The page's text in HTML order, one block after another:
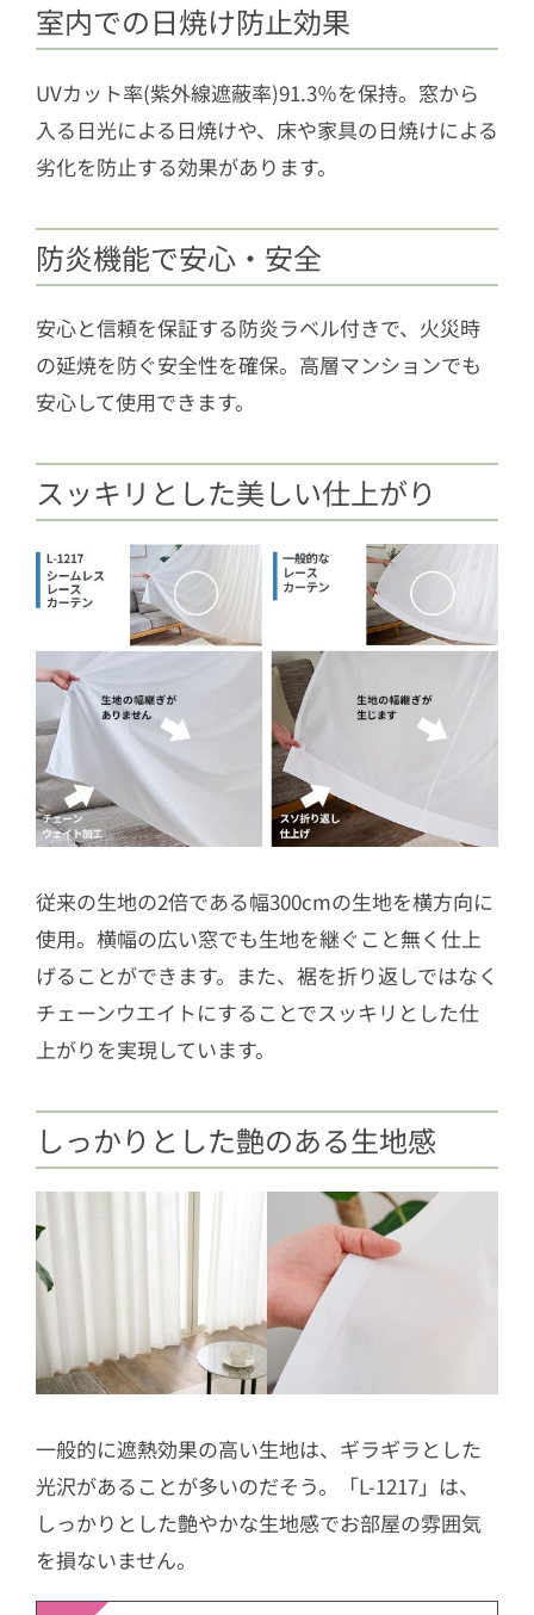
室内での日焼け防止効果
UVカット率(紫外線遮蔽率)91.3％を保持。窓から
入る日光による日焼けや、床や家具の日焼けによる
劣化を防止する効果があります。
防炎機能で安心・安全
安心と信頼を保証する防炎ラベル付きで、火災時
の延焼を防ぐ安全性を確保。高層マンションでも
安心して使用できます。
スッキリとした美しい仕上がり
従来の生地の2倍である幅300cmの生地を横方向に
使用。横幅の広い窓でも生地を継ぐこと無く仕上
げることができます。また、裾を折り返しではなく
チェーンウエイトにすることでスッキリとした仕
上がりを実現しています。
しっかりとした艶のある生地感
一般的に遮熱効果の高い生地は、ギラギラとした
光沢があることが多いのだそう。「L-1217」は、
しっかりとした艶やかな生地感でお部屋の雰囲気
を損ないません。